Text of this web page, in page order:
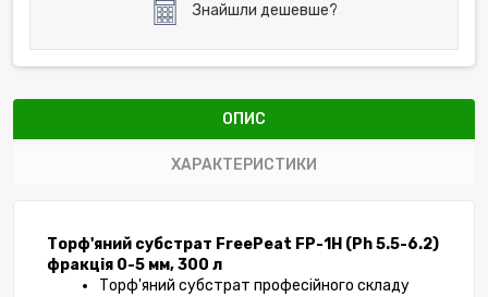
Знайшли дешевше?
ОПИС
ХАРАКТЕРИСТИКИ
Торф'яний субстрат FreePeat FP-1H (Ph 5.5-6.2)
фракція 0-5 мм, 300 л
Торф'яний субстрат професійного складу